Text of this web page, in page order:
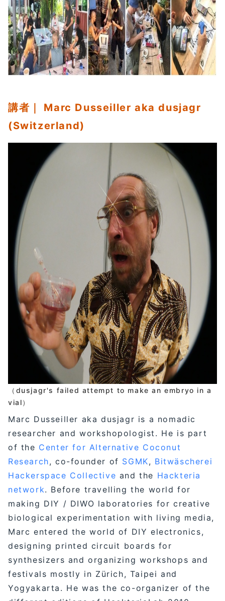
講者｜ Marc Dusseiller aka dusjagr
(Switzerland)
（dusjagr's failed attempt to make an embryo in a
vial）
Marc Dusseiller aka dusjagr is a nomadic
researcher and workshopologist. He is part
of the Center for Alternative Coconut
Research, co-founder of SGMK, Bitwäscherei
Hackerspace Collective and the Hackteria
network. Before travelling the world for
making DIY / DIWO laboratories for creative
biological experimentation with living media,
Marc entered the world of DIY electronics,
designing printed circuit boards for
synthesizers and organizing workshops and
festivals mostly in Zürich, Taipei and
Yogyakarta. He was the co-organizer of the